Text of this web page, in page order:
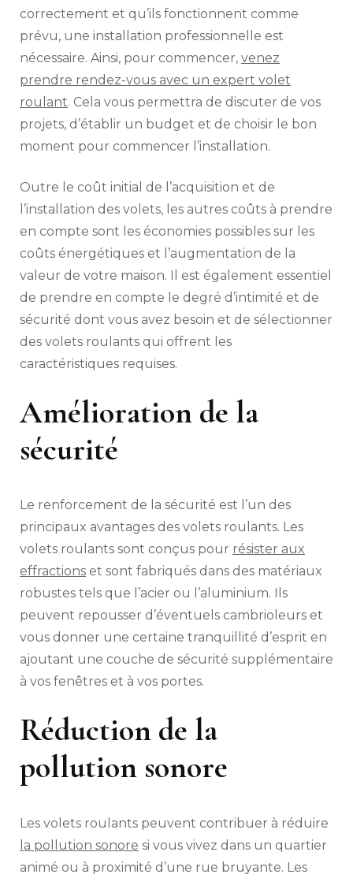
correctement et qu’ils fonctionnent comme
prévu, une installation professionnelle est
nécessaire. Ainsi, pour commencer, venez
prendre rendez-vous avec un expert volet
roulant. Cela vous permettra de discuter de vos
projets, d’établir un budget et de choisir le bon
moment pour commencer l’installation.
Outre le coût initial de l’acquisition et de
l’installation des volets, les autres coûts à prendre
en compte sont les économies possibles sur les
coûts énergétiques et l’augmentation de la
valeur de votre maison. Il est également essentiel
de prendre en compte le degré d’intimité et de
sécurité dont vous avez besoin et de sélectionner
des volets roulants qui offrent les
caractéristiques requises.
Amélioration de la
sécurité
Le renforcement de la sécurité est l’un des
principaux avantages des volets roulants. Les
volets roulants sont conçus pour résister aux
effractions et sont fabriqués dans des matériaux
robustes tels que l’acier ou l’aluminium. Ils
peuvent repousser d’éventuels cambrioleurs et
vous donner une certaine tranquillité d’esprit en
ajoutant une couche de sécurité supplémentaire
à vos fenêtres et à vos portes.
Réduction de la
pollution sonore
Les volets roulants peuvent contribuer à réduire
la pollution sonore si vous vivez dans un quartier
animé ou à proximité d’une rue bruyante. Les